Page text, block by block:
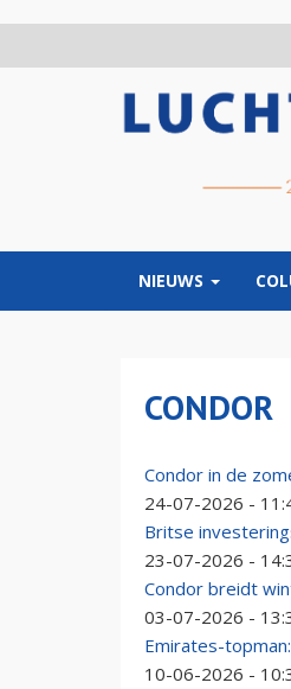
NIEUWS
CONDOR
Condor in de
24-07-2026 -
Britse
23-07-2026 -
Condor breidt
03-07-2026 -
Emirates-
10-06-2026 -